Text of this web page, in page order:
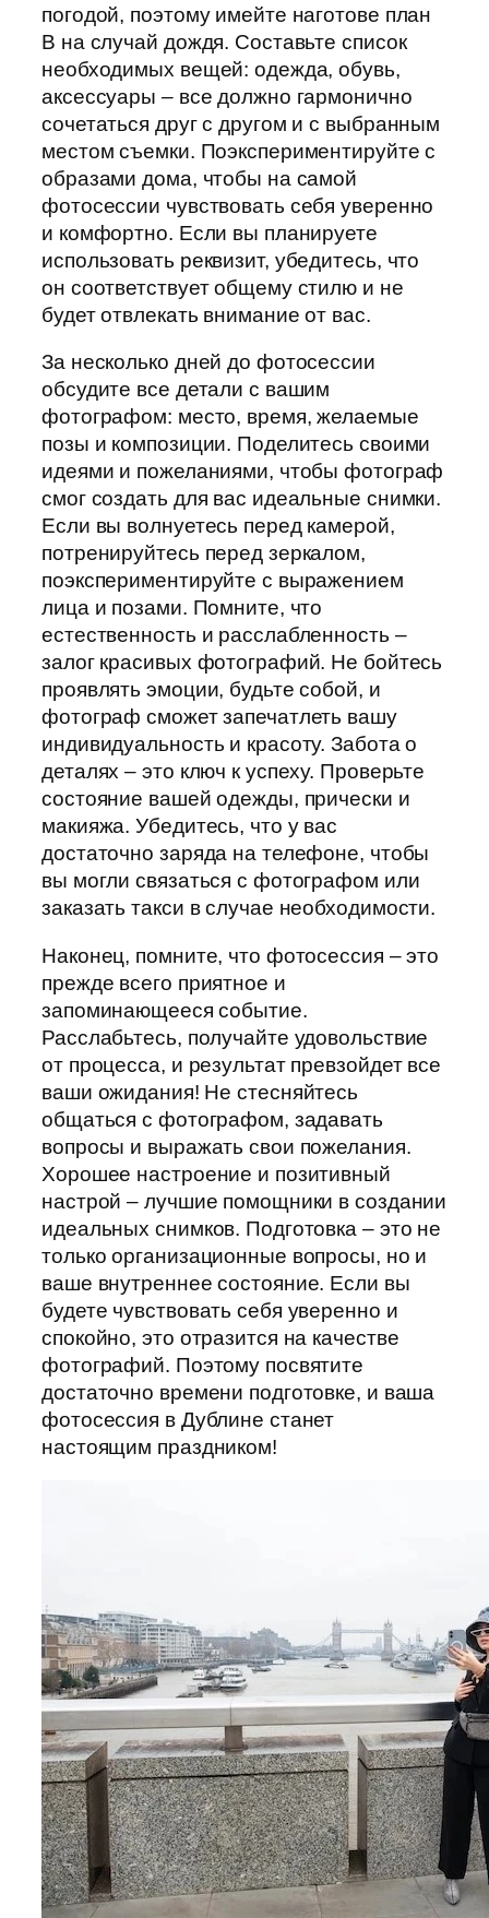
погодой, поэтому имейте наготове план
B на случай дождя. Составьте список
необходимых вещей: одежда, обувь,
аксессуары – все должно гармонично
сочетаться друг с другом и с выбранным
местом съемки. Поэкспериментируйте с
образами дома, чтобы на самой
фотосессии чувствовать себя уверенно
и комфортно. Если вы планируете
использовать реквизит, убедитесь, что
он соответствует общему стилю и не
будет отвлекать внимание от вас.
За несколько дней до фотосессии
обсудите все детали с вашим
фотографом: место, время, желаемые
позы и композиции. Поделитесь своими
идеями и пожеланиями, чтобы фотограф
смог создать для вас идеальные снимки.
Если вы волнуетесь перед камерой,
потренируйтесь перед зеркалом,
поэкспериментируйте с выражением
лица и позами. Помните, что
естественность и расслабленность –
залог красивых фотографий. Не бойтесь
проявлять эмоции, будьте собой, и
фотограф сможет запечатлеть вашу
индивидуальность и красоту. Забота о
деталях – это ключ к успеху. Проверьте
состояние вашей одежды, прически и
макияжа. Убедитесь, что у вас
достаточно заряда на телефоне, чтобы
вы могли связаться с фотографом или
заказать такси в случае необходимости.
Наконец, помните, что фотосессия – это
прежде всего приятное и
запоминающееся событие.
Расслабьтесь, получайте удовольствие
от процесса, и результат превзойдет все
ваши ожидания! Не стесняйтесь
общаться с фотографом, задавать
вопросы и выражать свои пожелания.
Хорошее настроение и позитивный
настрой – лучшие помощники в создании
идеальных снимков. Подготовка – это не
только организационные вопросы, но и
ваше внутреннее состояние. Если вы
будете чувствовать себя уверенно и
спокойно, это отразится на качестве
фотографий. Поэтому посвятите
достаточно времени подготовке, и ваша
фотосессия в Дублине станет
настоящим праздником!